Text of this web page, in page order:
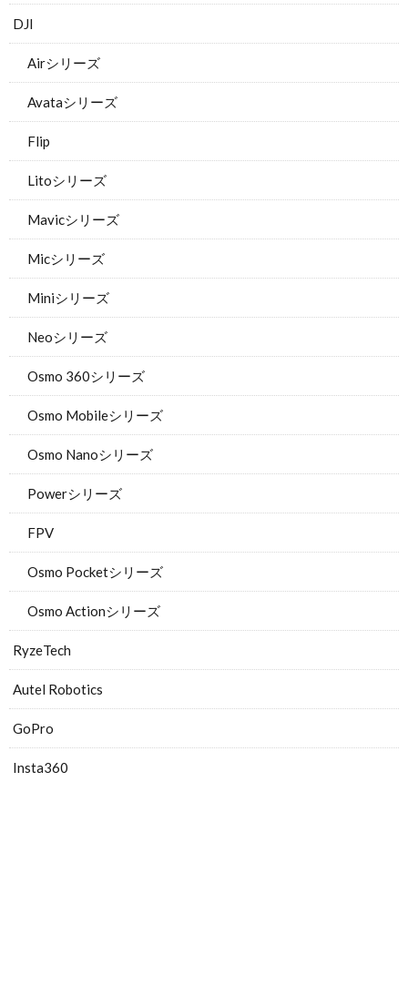
DJI
Airシリーズ
Avataシリーズ
Flip
Litoシリーズ
Mavicシリーズ
Micシリーズ
Miniシリーズ
Neoシリーズ
Osmo 360シリーズ
Osmo Mobileシリーズ
Osmo Nanoシリーズ
Powerシリーズ
FPV
Osmo Pocketシリーズ
Osmo Actionシリーズ
RyzeTech
Autel Robotics
GoPro
Insta360